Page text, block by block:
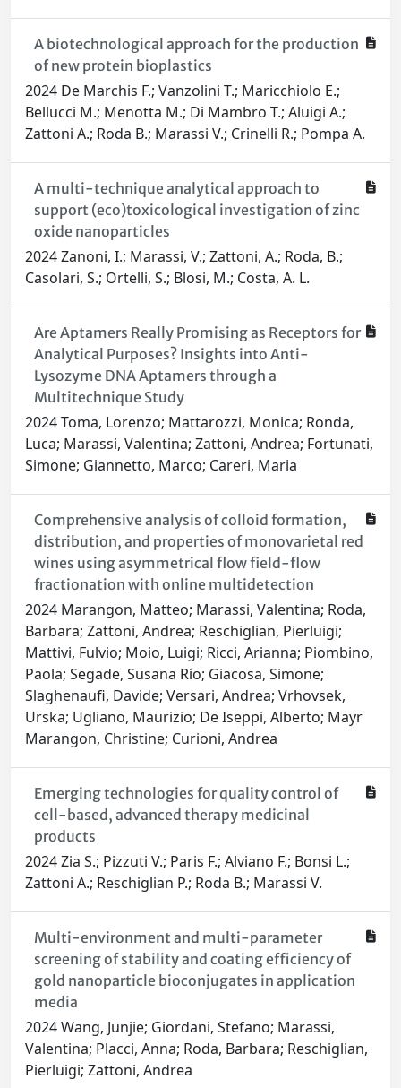
A biotechnological approach for the production
of new protein bioplastics
2024 De Marchis F.; Vanzolini T.; Maricchiolo E.;
Bellucci M.; Menotta M.; Di Mambro T.; Aluigi A.;
Zattoni A.; Roda B.; Marassi V.; Crinelli R.; Pompa A.
A multi-technique analytical approach to
support (eco)toxicological investigation of zinc
oxide nanoparticles
2024 Zanoni, I.; Marassi, V.; Zattoni, A.; Roda, B.;
Casolari, S.; Ortelli, S.; Blosi, M.; Costa, A. L.
Are Aptamers Really Promising as Receptors for
Analytical Purposes? Insights into Anti-
Lysozyme DNA Aptamers through a
Multitechnique Study
2024 Toma, Lorenzo; Mattarozzi, Monica; Ronda,
Luca; Marassi, Valentina; Zattoni, Andrea; Fortunati,
Simone; Giannetto, Marco; Careri, Maria
Comprehensive analysis of colloid formation,
distribution, and properties of monovarietal red
wines using asymmetrical flow field-flow
fractionation with online multidetection
2024 Marangon, Matteo; Marassi, Valentina; Roda,
Barbara; Zattoni, Andrea; Reschiglian, Pierluigi;
Mattivi, Fulvio; Moio, Luigi; Ricci, Arianna; Piombino,
Paola; Segade, Susana Río; Giacosa, Simone;
Slaghenaufi, Davide; Versari, Andrea; Vrhovsek,
Urska; Ugliano, Maurizio; De Iseppi, Alberto; Mayr
Marangon, Christine; Curioni, Andrea
Emerging technologies for quality control of
cell-based, advanced therapy medicinal
products
2024 Zia S.; Pizzuti V.; Paris F.; Alviano F.; Bonsi L.;
Zattoni A.; Reschiglian P.; Roda B.; Marassi V.
Multi-environment and multi-parameter
screening of stability and coating efficiency of
gold nanoparticle bioconjugates in application
media
2024 Wang, Junjie; Giordani, Stefano; Marassi,
Valentina; Placci, Anna; Roda, Barbara; Reschiglian,
Pierluigi; Zattoni, Andrea